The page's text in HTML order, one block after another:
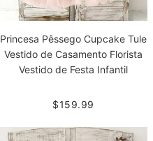
Princesa Pêssego Cupcake Tule
Vestido de Casamento Florista
Vestido de Festa Infantil
$159.99